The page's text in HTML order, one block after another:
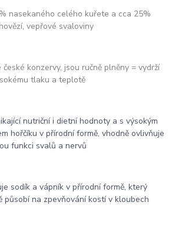
nasekaného celého kuřete a cca 25%
vepřové svaloviny
české konzervy, jsou ručně plněny = vydrží
tlaku a teplotě
nutriční i dietní hodnoty a s výsokým
hořčíku v přírodní formě, vhodně ovlivňuje
funkci svalů a nervů
sodík a vápník v přírodní formě, který
působí na zpevňování kostí v kloubech